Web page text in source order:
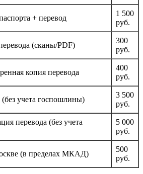
+ перевод
1 500
руб.
(сканы/PDF)
300
руб.
копия перевода
400
руб.
учета госпошлины)
3 500
руб.
перевода (без учета
5 000
руб.
(в пределах МКАД)
500
руб.